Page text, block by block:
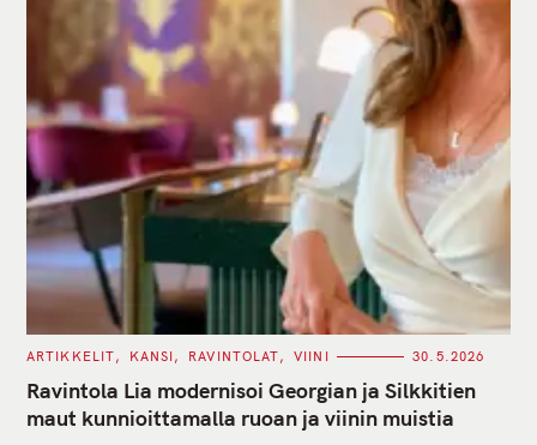
C
T
E
G
O
ARTIKKELIT KANSI RAVINTOLAT VIINI 30.5.2026
Ravintola Lia modernisoi Georgian ja Silkkitien
maut kunnioittamalla ruoan ja viinin muistia